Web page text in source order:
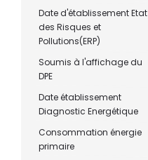
Date d'établissement Etat
des Risques et
Pollutions(ERP)
Soumis à l'affichage du
DPE
Date établissement
Diagnostic Energétique
Consommation énergie
primaire